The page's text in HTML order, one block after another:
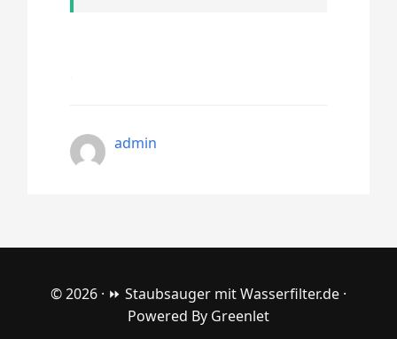
admin
© 2026 · ⏩ Staubsauger mit Wasserfilter.de ·
Powered By Greenlet